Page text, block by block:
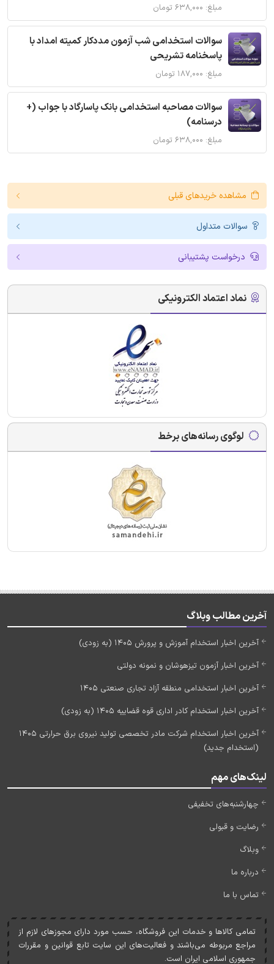
مبلغ: ۶۳۸,۰۰۰ تومان
سوالات استخدامی شب آزمون مددکار کمیته امداد با
پاسخنامه تشریحی
مبلغ: ۱۸۷,۰۰۰ تومان
سوالات مصاحبه استخدامی بانک پاسارگاد با جواب (+
درسنامه)
مبلغ: ۶۳۸,۰۰۰ تومان
مشاهده خریدهای قبلی
سوالات متداول
درخواست پشتیبانی
نماد اعتماد الکترونیکی
لوگوی رسانه‌های برخط
آخرین مطالب وبلاگ
آخرین اخبار استخدام آموزش و پرورش 1405 (به زودی)
آخرین اخبار آزمون تیزهوشان و نمونه دولتی
آخرین اخبار استخدامی منطقه آزاد تجاری صنعتی 1405
آخرین اخبار استخدام کادر اداری قوه قضاییه 1405 (به زودی)
آخرین اخبار استخدام شرکت مادر تخصصی تولید نیروی برق حرارتی 1405
(استخدام جدید)
لینک‌های مهم
چهارشنبه‌های تخفیفی
رضایت و قبولی
وبلاگ
درباره ما
تماس با ما
تمامی کالاها و خدمات اين فروشگاه، حسب مورد دارای مجوزهای لازم از
مراجع مربوطه می‌باشند و فعاليت‌های اين سايت تابع قوانين و مقررات
جمهوری اسلامی ايران است.